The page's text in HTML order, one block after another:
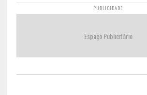
PUBLICIDADE
Espaço Publicitário